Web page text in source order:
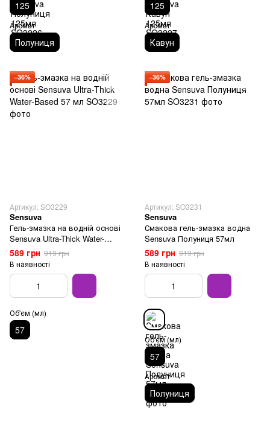
125
Аромат
Полуниця
125
Аромат
Кавун
−36%
Артикул: SO3229
Sensuva
Гель-змазка на водній основі
Sensuva Ultra-Thick Water-
Based 57 мл
589 грн 919 грн
В наявності
Об'єм (мл)
57
−36%
Артикул: SO3231
Sensuva
Смакова гель-змазка водна
Sensuva Полуниця 57мл
589 грн 919 грн
В наявності
Об'єм (мл)
57
Аромат
Полуниця